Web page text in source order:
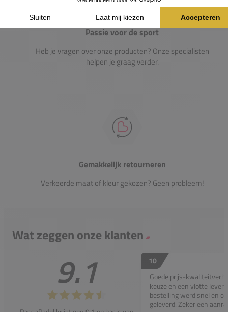
Passie voor de sport
Heb je vragen over onze producten? Onze specialisten
helpen je graag verder.
Gemakkelijk retourneren
Verkeerde maat of kleur gekozen? Geen probleem!
Wat zeggen onze klanten
9.1
10
Goede prijs-
keuze en een vlotte
bestelling werd snel en
geleverd. Zeker een